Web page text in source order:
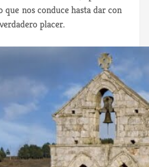
nos conduce hasta dar con
placer.